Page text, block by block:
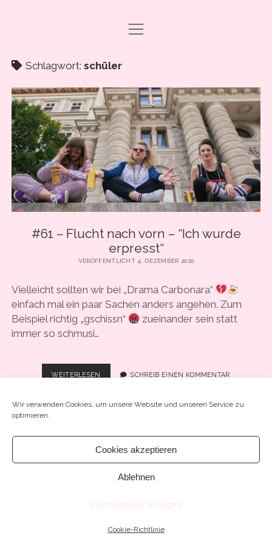
Wir verwenden Cookies, um unsere Website und unseren Service zu
optimieren.
Cookies akzeptieren
Ablehnen
Einstellungen anzeigen
Cookie-Richtlinie
DRAMA CARBONARA, BABY!
ABO & SUPPORT
PODCAST FOLGEN
SHOP
ÜBER UNS
PRESSE
EVENTS & BOOKING
INFO Menü
IMPRESSUM
ANLEITUNG ZUM PODCAST-HÖREN
facebook
instagram
youtube
email
Menü
öffnen
Schlagwort: schüler
#61 – Flucht nach vorn – “Ich wurde
erpresst“
VERÖFFENTLICHT 4. DEZEMBER 2020
Vielleicht sollten wir bei „Drama Carbonara“
einfach mal ein paar Sachen anders angehen. Zum
Beispiel richtig „gschissn“
zueinander sein statt
immer so schmusi…
WEITERLESEN
NACH
WURDE
SCHREIB EINEN KOMMENTAR
Chosen WordPress Themeby Compete Themes.